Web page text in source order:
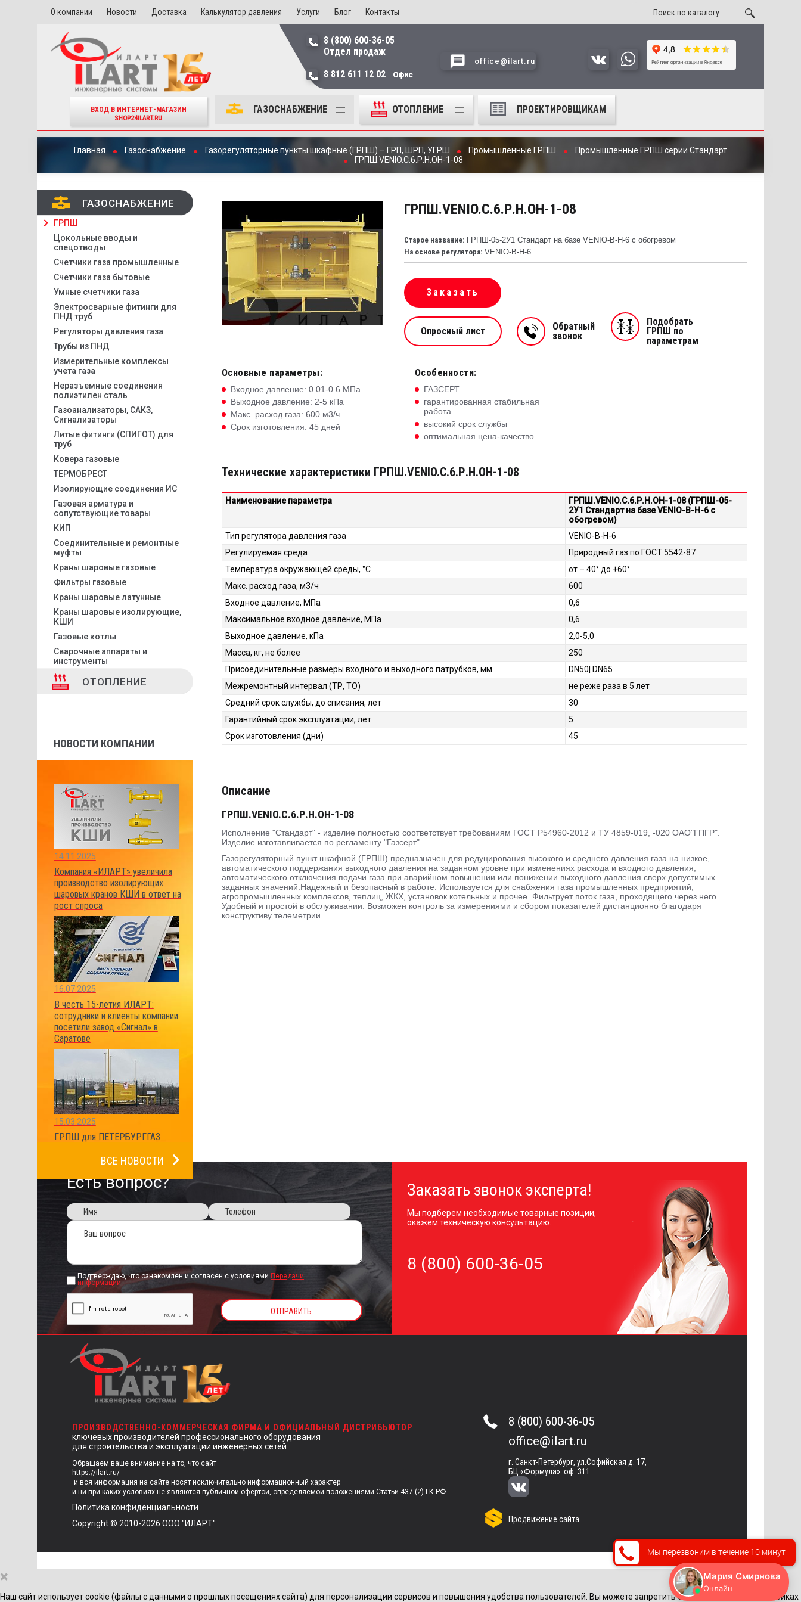
О компании Новости Доставка Калькулятор давления Услуги Блог Контакты
ВХОД В ИНТЕРНЕТ-МАГАЗИН
SHOP24ILART.RU
8 (800) 600-36-05
Отдел продаж
8 812 611 12 02
Офис
office@ilart.ru
ГАЗОСНАБЖЕНИЕ ОТОПЛЕНИЕ ПРОЕКТИРОВЩИКАМ
Главная Газоснабжение Газорегуляторные пункты шкафные (ГРПШ) – ГРП, ШРП, УГРШ Промышленные ГРПШ
Промышленные ГРПШ серии Стандарт
ГРПШ.VENIO.C.6.Р.Н.ОН-1-08
ГАЗОСНАБЖЕНИЕ
ГРПШ
Цокольные вводы и
спецотводы
Счетчики газа промышленные
Счетчики газа бытовые
Умные счетчики газа
Электросварные фитинги для
ПНД труб
Регуляторы давления газа
Трубы из ПНД
Измерительные комплексы
учета газа
Неразъемные соединения
полиэтилен сталь
Газоанализаторы, САКЗ,
Сигнализаторы
Литые фитинги (СПИГОТ) для
труб
Ковера газовые
ТЕРМОБРЕСТ
Изолирующие соединения ИС
Газовая арматура и
сопутствующие товары
КИП
Соединительные и ремонтные
муфты
Краны шаровые газовые
Фильтры газовые
Краны шаровые латунные
Краны шаровые изолирующие,
КШИ
Газовые котлы
Сварочные аппараты и
инструменты
ОТОПЛЕНИЕ
НОВОСТИ КОМПАНИИ
14.11.2025
Компания «ИЛАРТ» увеличила
производство изолирующих
шаровых кранов КШИ в ответ на
рост спроса
16.07.2025
В честь 15-летия ИЛАРТ:
сотрудники и клиенты компании
посетили завод «Сигнал» в
Саратове
15.03.2025
ГРПШ для ПЕТЕРБУРГГАЗ
ВСЕ НОВОСТИ
ГРПШ.VENIO.C.6.Р.Н.ОН-1-08
Старое название:ГРПШ-05-2У1 Стандарт на базе VENIO-B-H-6 с обогревом
На основе регулятора:VENIO-B-H-6
Заказать
Опросный лист
Обратный
звонок
Подобрать
ГРПШ по
параметрам
Основные параметры:
Входное давление: 0.01-0.6 МПа
Выходное давление: 2-5 кПа
Макс. расход газа: 600 м3/ч
Срок изготовления: 45 дней
Особенности:
ГАЗСЕРТ
гарантированная стабильная
работа
высокий срок службы
оптимальная цена-качество.
Технические характеристики ГРПШ.VENIO.C.6.Р.Н.ОН-1-08
Наименование параметра
ГРПШ.VENIO.C.6.Р.Н.ОН-1-08 (ГРПШ-05-
2У1 Стандарт на базе VENIO-B-H-6 с
обогревом)
Тип регулятора давления газа
VENIO-B-H-6
Регулируемая среда
Природный газ по ГОСТ 5542-87
Температура окружающей среды, °C
от – 40° до +60°
Макс. расход газа, м3/ч
600
Входное давление, МПа
0,6
Максимальное входное давление, МПа
0,6
Выходное давление, кПа
2,0-5,0
Масса, кг, не более
250
Присоединительные размеры входного и выходного патрубков, мм
DN50| DN65
Межремонтный интервал (ТР, ТО)
не реже раза в 5 лет
Средний срок службы, до списания, лет
30
Гарантийный срок эксплуатации, лет
5
Срок изготовления (дни)
45
Описание
ГРПШ.VENIO.C.6.Р.Н.ОН-1-08
Исполнение "Стандарт" - изделие полностью соответствует требованиям ГОСТ Р54960-2012 и ТУ 4859-019, -020 ОАО"ГПГР".
Изделие изготавливается по регламенту "Газсерт".
Газорегуляторный пункт шкафной (ГРПШ) предназначен для редуцирования высокого и среднего давления газа на низкое,
автоматического поддержания выходного давления на заданном уровне при изменениях расхода и входного давления,
автоматического отключения подачи газа при аварийном повышении или понижении выходного давления сверх допустимых
заданных значений.Надежный и безопасный в работе. Используется для снабжения газа промышленных предприятий,
агропромышленных комплексов, теплиц, ЖКХ, установок котельных и прочее. Фильтрует поток газа, проходящего через него.
Удобный и простой в обслуживании. Возможен контроль за измерениями и сбором показателей дистанционно благодаря
конструктиву телеметрии.
Есть вопрос?
Подтверждаю, что ознакомлен и согласен с условиями Передачи
информации
Заказать звонок эксперта!
Мы подберем необходимые товарные позиции,
окажем техническую консультацию.
8 (800) 600-36-05
ПРОИЗВОДСТВЕННО-КОММЕРЧЕСКАЯ ФИРМА И ОФИЦИАЛЬНЫЙ ДИСТРИБЬЮТОР
ключевых производителей профессионального оборудования
для строительства и эксплуатации инженерных сетей
Обращаем ваше внимание на то, что сайт
https://ilart.ru/
и вся информация на сайте носят исключительно информационный характер
и ни при каких условиях не являются публичной офертой, определяемой положениями Статьи 437 (2) ГК РФ.
Политика конфиденциальности
Copyright © 2010-2026 ООО "ИЛАРТ"
8 (800) 600-36-05
office@ilart.ru
г. Санкт-Петербург, ул.Софийская д. 17,
БЦ «Формула». оф. 311
Продвижение сайта
×
Наш сайт использует cookie (файлы с данными о прошлых посещениях сайта) для персонализации сервисов и повышения удобства пользователей. Вы можете запретить обработку cookie в настройках
Мы перезвоним в течение 10 минут